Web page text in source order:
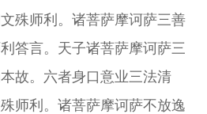
殊师利。诸菩萨摩诃萨三善
答言。天子诸菩萨摩诃萨三
故。六者身口意业三法清
师利。诸菩萨摩诃萨不放逸